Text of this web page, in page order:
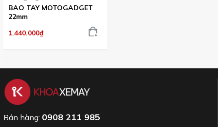
BAO TAY MOTOGADGET
22mm
1.440.000₫
Bán hàng: 0908 211 985